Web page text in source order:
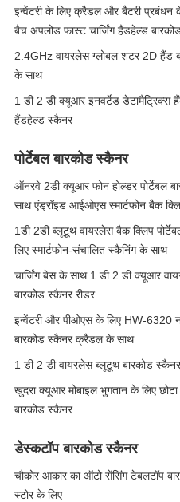
इन्वेंटरी के लिए क्रैडल और बैटरी
बैच अपलोड फास्ट चार्जिंग हैंडहेल्ड
2.4GHz वायरलेस ग्लोबल शटर 2D हैंड
के साथ
1 डी 2 डी क्यूआर इनवर्टेड डेटामैट्रिक्स
हैंडहेल्ड स्कैनर
पोर्टेबल बारकोड स्कैनर
ऑनरवे 2डी क्यूआर फोन होल्डर पोर्टेबल
साथ एंड्रॉइड आईओएस स्मार्टफोन बैक
1डी 2डी ब्लूटूथ वायरलेस बैक क्लिप
लिए स्मार्टफोन-संचालित स्कैनिंग के साथ
चार्जिंग बेस के साथ 1 डी 2 डी क्यूआर
बारकोड स्कैनर रीडर
इन्वेंटरी और पीओएस के लिए HW-6320
बारकोड स्कैनर क्रैडल के साथ
1 डी 2 डी वायरलेस ब्लूटूथ बारकोड स्कैनर
खुदरा क्यूआर मोबाइल भुगतान के लिए
बारकोड स्कैनर
डेस्कटॉप बारकोड स्कैनर
चौकोर आकार का ऑटो सेंसिंग टेबलटॉप
स्टोर के लिए